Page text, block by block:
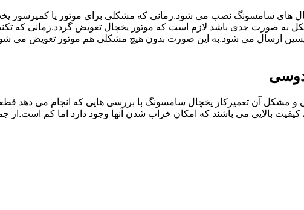
های سامسونگ نصب می شود.زمانی که مشکلی برای موتور یا کمپرسور
به صورت جدی باشد لازم است که موتور یخچال تعویض گردد.زمانی که
ارسال می شود.به این صورت بدون هیچ مشکلی هم موتور تعویض می
مشکل آن تعمیرکار یخچال سامسونگ با بررسی هایی که انجام می دهد
بالایی می باشند که امکان خراب شدن آنها وجود دارد اما کم